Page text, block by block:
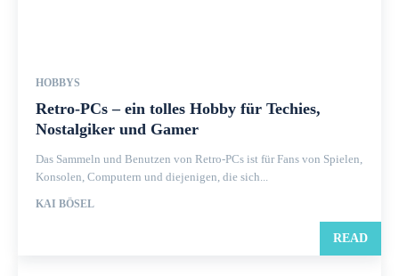
HOBBYS
Retro-PCs – ein tolles Hobby für Techies,
Nostalgiker und Gamer
Das Sammeln und Benutzen von Retro-PCs ist für Fans von Spielen,
Konsolen, Computern und diejenigen, die sich...
KAI BÖSEL
READ